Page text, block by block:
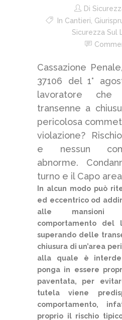
Di
In Cantieri
Sicurezza Sul
Cassazione
37106 del 1°
lavoratore
transenne a
pericolosa
violazione?
e nessun
abnorme.
turno e il Capo area
In alcun modo può
ed eccentrico od
alle mansioni
comportamento del
superando delle
chiusura di un’area
alla quale è
ponga in essere
paventata, per
tutela viene
comportamento,
proprio il rischio